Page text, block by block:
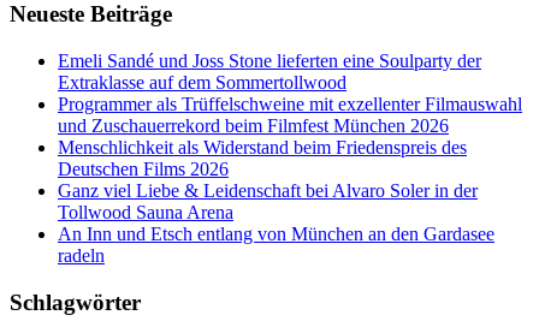
Abkühlung
Lwin
Hsipaw
Shanstate
Neueste Beiträge
Emeli Sandé und Joss Stone lieferten eine Soulparty der
Extraklasse auf dem Sommertollwood
Programmer als Trüffelschweine mit exzellenter Filmauswahl
und Zuschauerrekord beim Filmfest München 2026
Menschlichkeit als Widerstand beim Friedenspreis des
Deutschen Films 2026
Ganz viel Liebe & Leidenschaft bei Alvaro Soler in der
Tollwood Sauna Arena
An Inn und Etsch entlang von München an den Gardasee
radeln
Schlagwörter